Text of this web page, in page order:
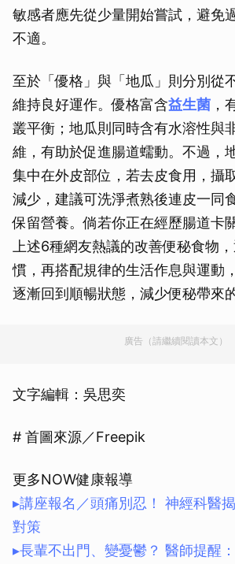
敏感者應先從少量開始嘗試，避免
不適。
至於「優格」與「地瓜」則分別從
維持良好運作。優格富含益生菌 ，
叢平衡；地瓜則同時含有水溶性與
維，有助於促進腸道蠕動。不過，
集中在外皮部位，若去皮食用，攝
減少，建議可洗淨煮熟後連皮一同
保留營養。倘若你正在經歷腸道卡
上述6種網友熱議的改善便秘食物
慣，再搭配規律的生活作息與運動
逐漸回到順暢狀態，減少便秘帶來
廣告（請繼續閱讀本文）
文字編輯：吳思奕
# 首圖來源／Freepik
更多NOW健康報導
▸講座報名／頭痛別忍！ 神經科醫
對策
▸長輩不出門、變憂鬱？ 醫師提醒